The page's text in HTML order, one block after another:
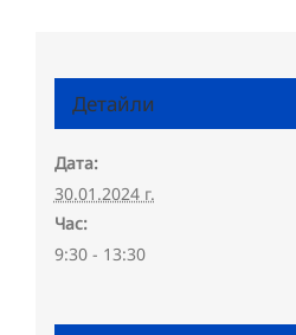
Детайли
Дата:
30.01.2024 г.
Час:
9:30 - 13:30